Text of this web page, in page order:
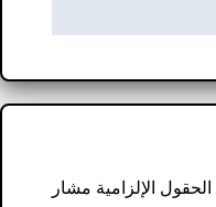
الحقول الإلزامية مشار